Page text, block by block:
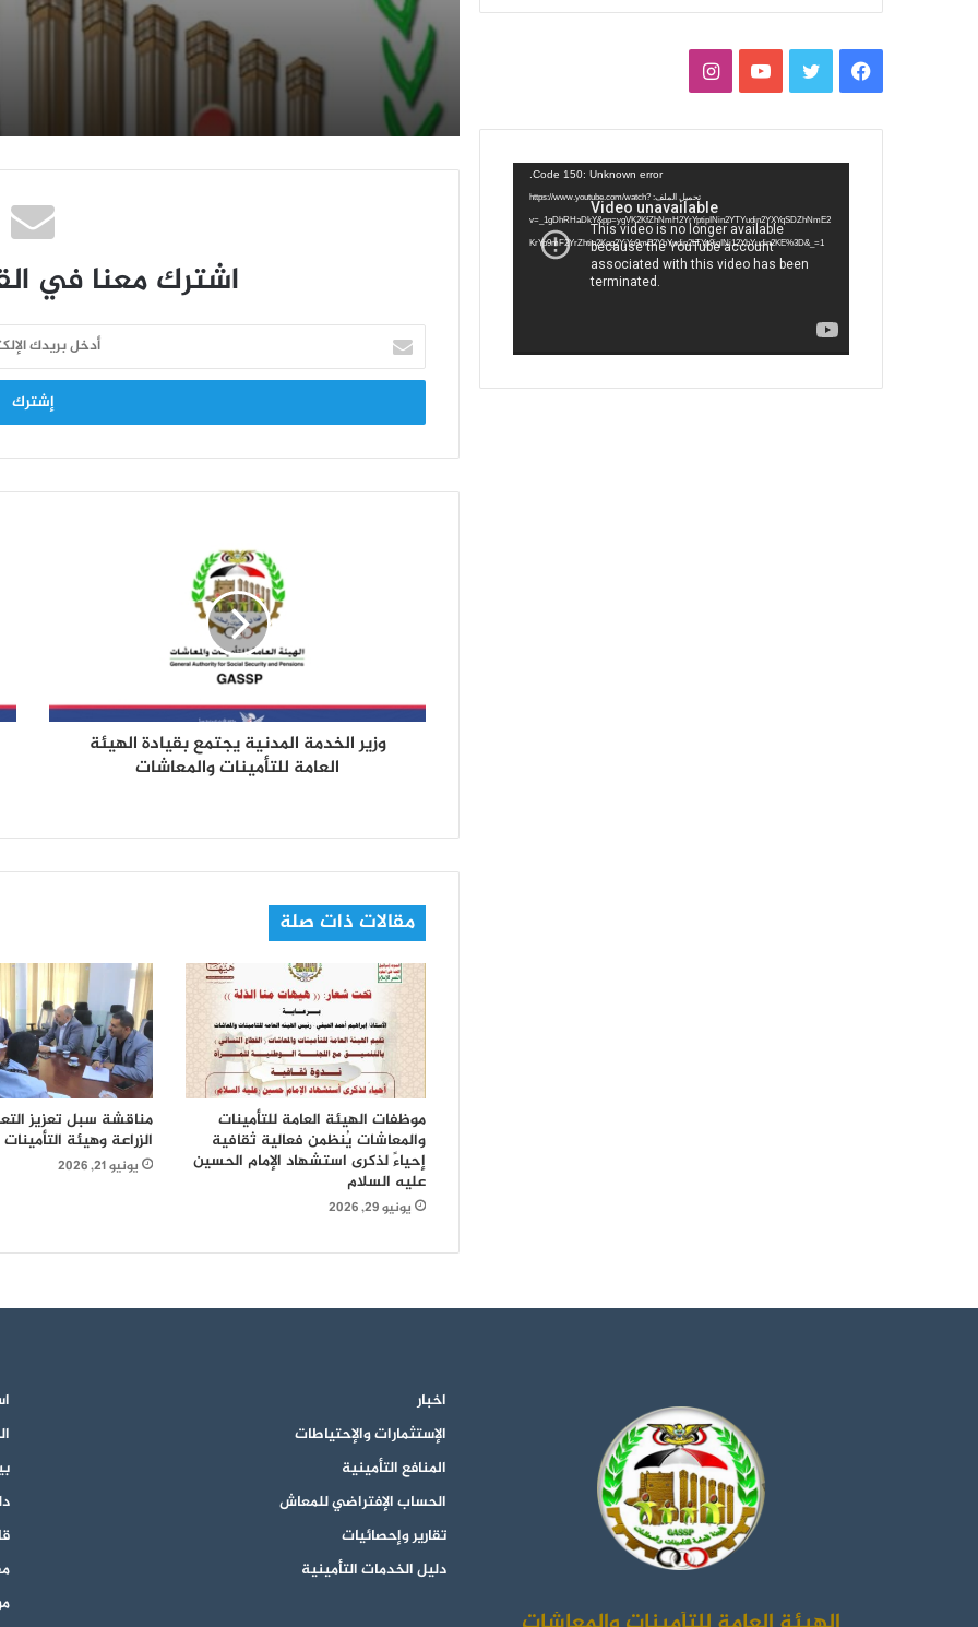
اشترك معنا في
خ
ب
د
و
ن
وزير الخدمة المدنية يجتمع بقيادة الهيئة
العامة للتأمينات والمعاشات
مقالات ذات صلة
موظفات الهيئة العامة للتأمينات
والمعاشات يُنظمن فعالية ثقافية
إحياءً لذكرى استشهاد الإمام الحسين
عليه السلام
يونيو 29, 2026
مناقشة سبل تعزيز
الزراعة وهيئة
يونيو 21, 2026
س
ي
ر
ت
و
س
ت
ق
Code 150: Unknown error.
تحميل الملف: https://www.youtube.com/watch?
v=_1gDhRHaDkY&pp=ygVK2KfZhNmH2YrYptipINin2YTYudin2YXYqSDZhNmE2
KrYp9mF2YrZhtin2Kog2YjYp9mE2YbYudin2LTYp9iqINi12YbYudin2KE%3D&_=1
اخبار
الإستثمارات والإحتياطات
المنافع التأمينية
الحساب الإفتراضي للمعاش
تقارير وإحصائيات
دليل الخدمات التأمينية